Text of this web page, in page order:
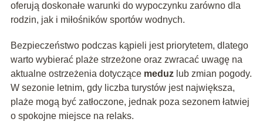
oferują doskonałe warunki do wypoczynku zarówno dla
rodzin, jak i miłośników sportów wodnych.
Bezpieczeństwo podczas kąpieli jest priorytetem, dlatego
warto wybierać plaże strzeżone oraz zwracać uwagę na
aktualne ostrzeżenia dotyczące meduzlub zmian pogody.
W sezonie letnim, gdy liczba turystów jest największa,
plaże mogą być zatłoczone, jednak poza sezonem łatwiej
o spokojne miejsce na relaks.